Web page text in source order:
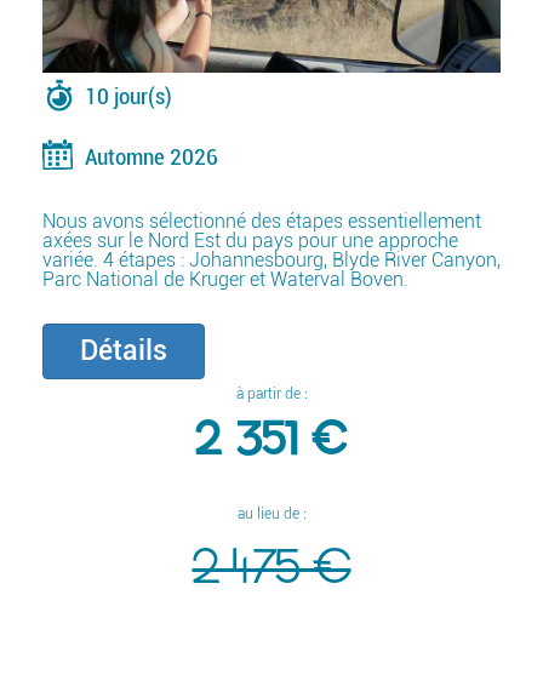
10 jour(s)
Automne 2026
Nous avons sélectionné des étapes essentiellement
axées sur le Nord Est du pays pour une approche
variée. 4 étapes : Johannesbourg, Blyde River Canyon,
Parc National de Kruger et Waterval Boven.
Détails
à partir de :
2 351 €
au lieu de :
2 475 €